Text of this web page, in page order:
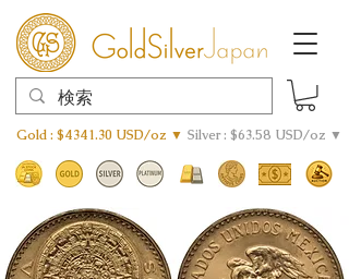
Gold : $4341.30 USD/oz ▼ Silver : $63.58 USD/oz ▼